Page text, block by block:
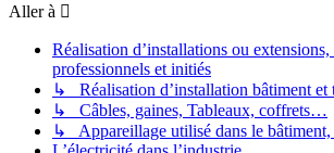
Aller à
Réalisation d’installations ou extensions,
professionnels et initiés
↳ Réalisation d’installation bâtiment et
↳ Câbles, gaines, Tableaux, coffrets…
↳ Appareillage utilisé dans le bâtiment,